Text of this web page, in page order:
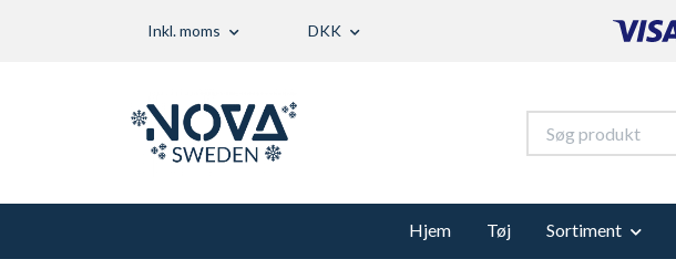
Inkl. moms DKK
Hjem Tøj Sortiment